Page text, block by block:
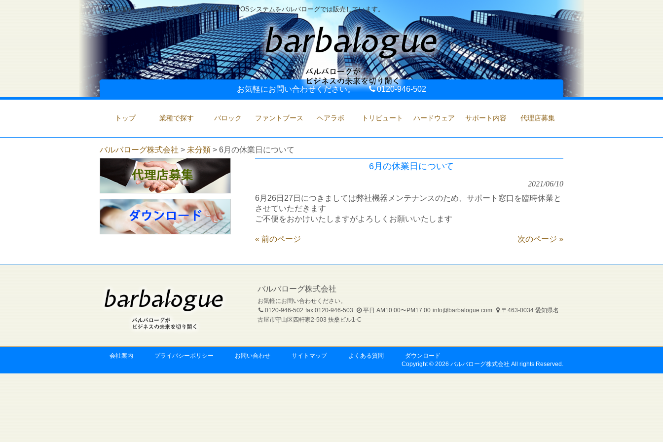
売上を増やし、コストを下げる。そんな高性能POSシステムをバルバローグでは販売しています。
お気軽にお問い合わせください。 0120-946-502
トップ 業種で探す バロック ファントブース ヘアラボ トリビュート ハードウェア サポート内容 代理店募集
バルバローグ株式会社 > 未分類 > 6月の休業日について
6月の休業日について
2021/06/10
6月26日27日につきましては弊社機器メンテナンスのため、サポート窓口を臨時休業と
させていただきます
ご不便をおかけいたしますがよろしくお願いいたします
« 前のページ 次のページ »
バルバローグ株式会社
お気軽にお問い合わせください。
0120-946-502 fax:0120-946-503 平日 AM10:00〜PM17:00 info@barbalogue.com
〒463-0034 愛知県名
古屋市守山区四軒家2-503 扶桑ビル1-C
会社案内 プライバシーポリシー お問い合わせ サイトマップ よくある質問
ダウンロード
Copyright © 2026 バルバローグ株式会社 All rights Reserved.